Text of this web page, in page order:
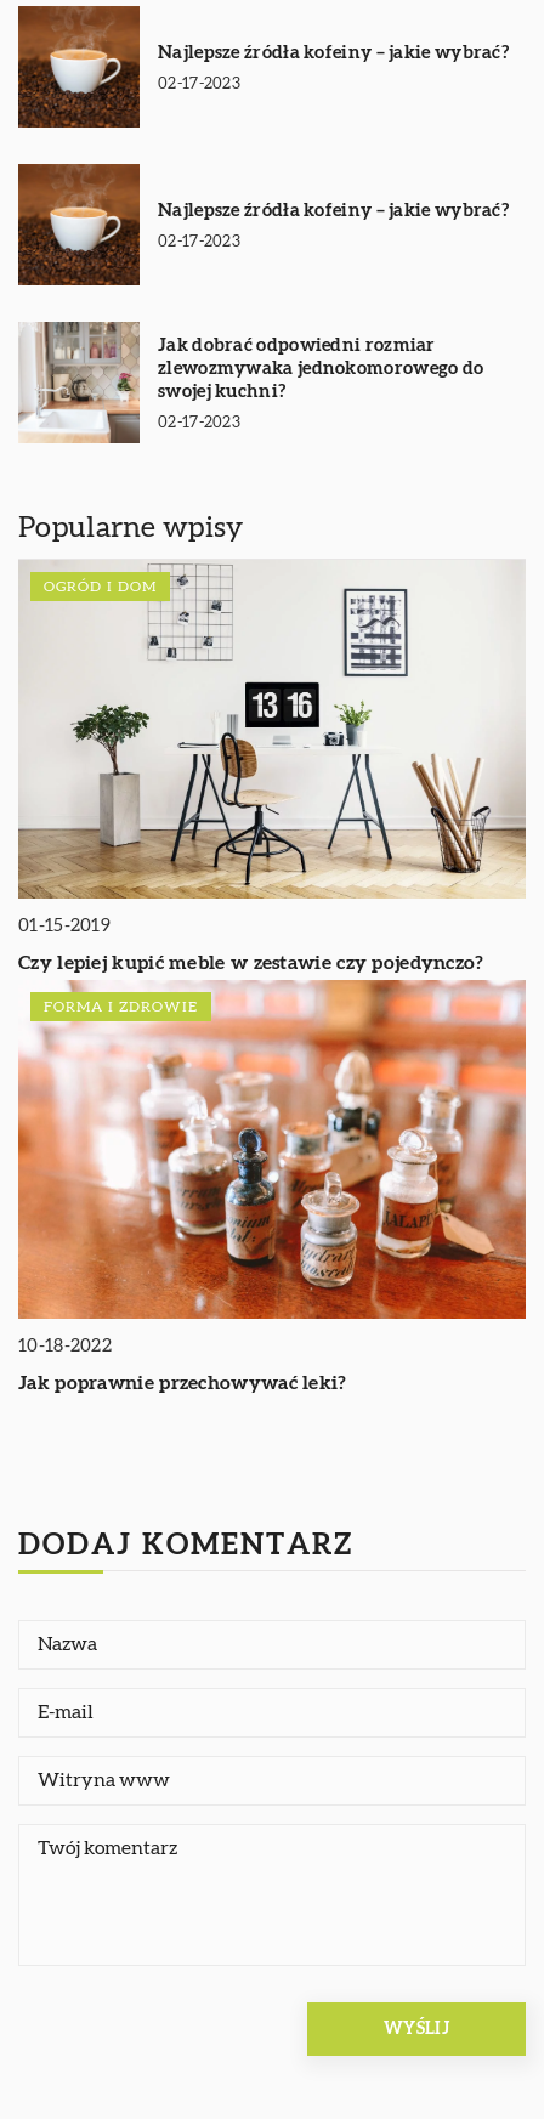
Najlepsze źródła kofeiny – jakie wybrać?
02-17-2023
Najlepsze źródła kofeiny – jakie wybrać?
02-17-2023
Jak dobrać odpowiedni rozmiar
zlewozmywaka jednokomorowego do
swojej kuchni?
02-17-2023
Popularne wpisy
OGRÓD I DOM
01-15-2019
Czy lepiej kupić meble w zestawie czy pojedynczo?
FORMA I ZDROWIE
10-18-2022
Jak poprawnie przechowywać leki?
DODAJ KOMENTARZ